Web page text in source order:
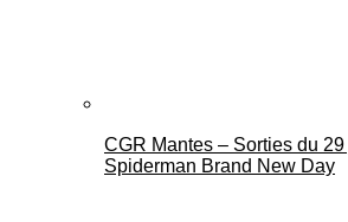
CGR Mantes – Sorties du
Spiderman Brand New Day